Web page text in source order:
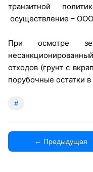
транзитной
осуществление –
При осмотре
отходов (грунт с
порубочные остатки
#
← Предыдущая